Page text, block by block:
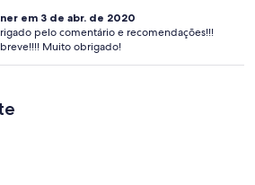
em 3 de abr. de 2020
pelo comentário e recomendações!!!
Muito obrigado!